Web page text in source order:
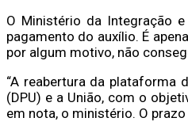
O Ministério da Integração
pagamento do auxílio. É
por algum motivo, não
“A reabertura da plataforma
(DPU) e a União, com o
em nota, o ministério. O